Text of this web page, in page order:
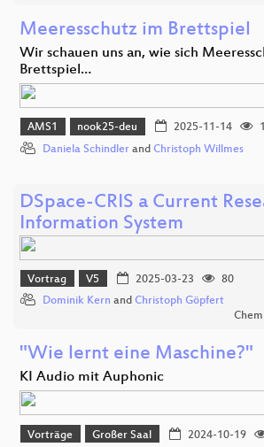
Meeresschutz im Brettspiel
Wir schauen uns an, wie sich
Brettspiel…
AMS1 nook25-deu 2025-11-14
Daniela Schindler and Christoph Willmes
DSpace-CRIS a Current
Information System
Vortrag V5 2025-03-23
80
Dominik Kern and Christoph Göpfert
"Wie lernt eine Maschine?"
KI Audio mit Auphonic
Vorträge Großer Saal 2024-10-19